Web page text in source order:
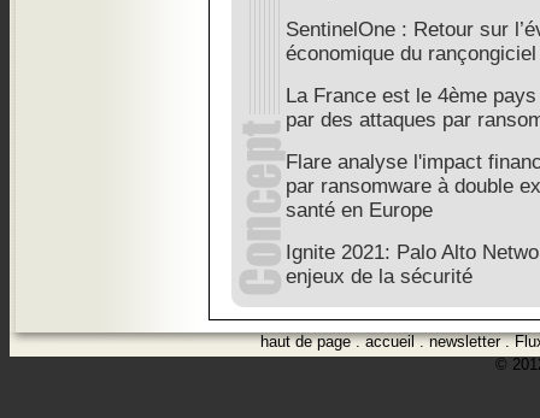
SentinelOne : Retour sur
économique du rançongiciel
La France est le 4ème
par des attaques par
Flare analyse l'impact
par ransomware à double
santé en Europe
Ignite 2021: Palo Alto
enjeux de la sécurité
haut de page.accueil.newsletter.
©